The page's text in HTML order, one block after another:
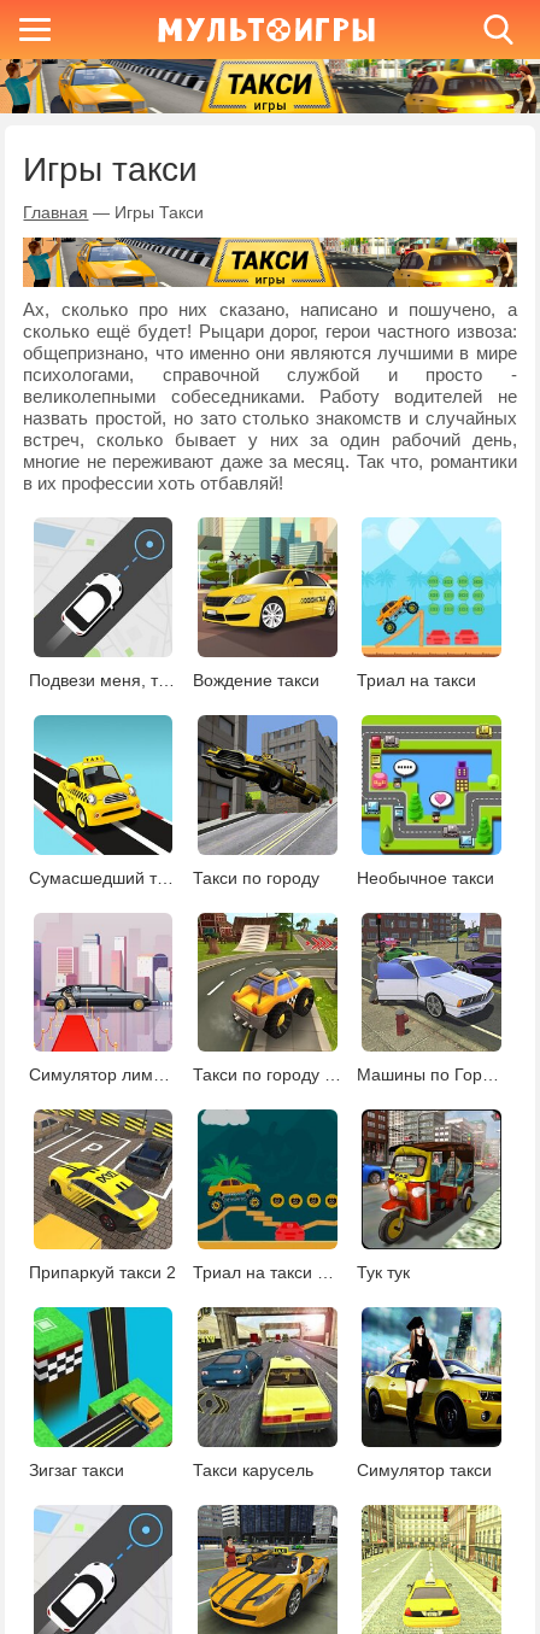
Игры такси
Главная — Игры Такси
Ах, сколько про них сказано, написано и пошучено, а
сколько ещё будет! Рыцари дорог, герои частного извоза:
общепризнано, что именно они являются лучшими в мире
психологами, справочной службой и просто -
великолепными собеседниками. Работу водителей не
назвать простой, но зато столько знакомств и случайных
встреч, сколько бывает у них за один рабочий день,
многие не переживают даже за месяц. Так что, романтики
в их профессии хоть отбавляй!
Подвези меня, такси Вождение такси Триал на такси
Сумасшедший таксист Такси по городу Необычное такси
Симулятор лимузина Такси по городу гонки Машины по Городу
Припаркуй такси 2 Триал на такси на Хэллоуин Тук тук
Зигзаг такси Такси карусель Симулятор такси